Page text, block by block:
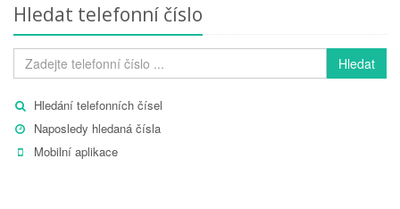
Hledat telefonní číslo
Hledat
Hledání telefonních čísel
Naposledy hledaná čísla
Mobilní aplikace